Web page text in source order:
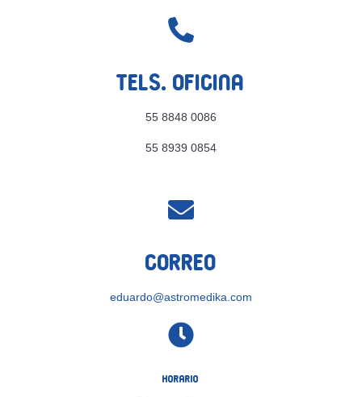

Tels. Oficina
55 8848 0086
55 8939 0854

Correo
eduardo@astromedika.com

Horario